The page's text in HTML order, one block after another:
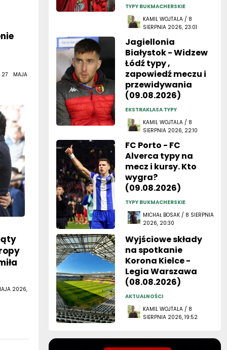
27 MAJA
2026,
TYPY BUKMACHERSKIE
KAMIL WOJTALA / 8
SIERPNIA 2026, 23:01
Jagiellonia
Białystok - Widzew
Łódź typy ,
zapowiedź meczu i
przewidywania
(09.08.2026)
EKSTRAKLASA TYPY
KAMIL WOJTALA / 8
SIERPNIA 2026, 22:10
FC Porto - FC
Alverca typy na
mecz i kursy. Kto
wygra?
(09.08.2026)
TYPY BUKMACHERSKIE
MICHAŁ BOSAK / 8 SIERPNIA
2026, 20:30
Wyjściowe składy
na spotkanie
Korona Kielce -
Legia Warszawa
(08.08.2026)
AKTUALNOŚCI
KAMIL WOJTALA / 8
SIERPNIA 2026, 19:52